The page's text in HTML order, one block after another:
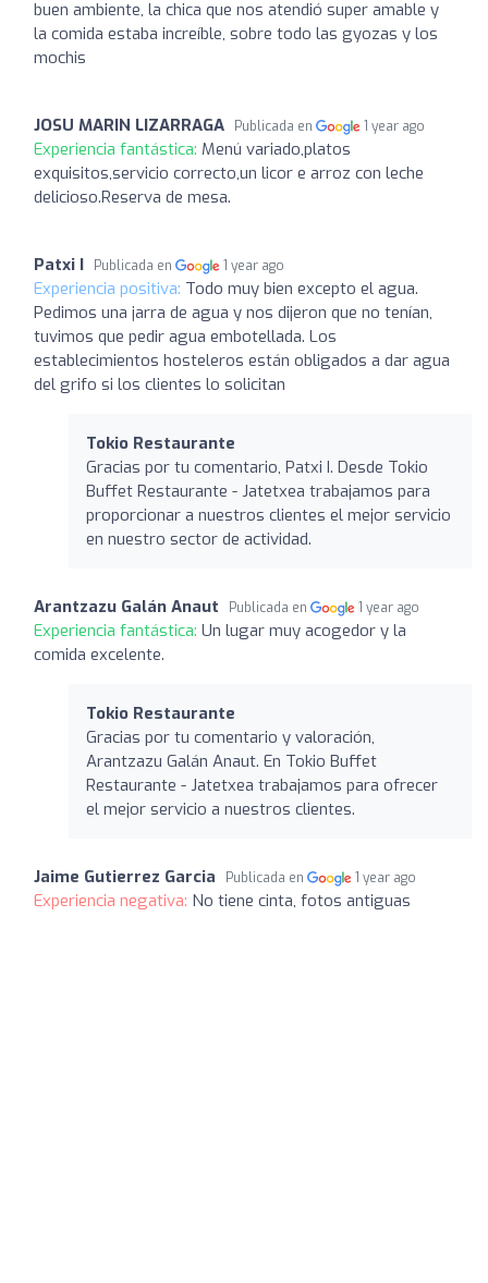
buen ambiente, la chica que nos atendió super amable y
la comida estaba increíble, sobre todo las gyozas y los
mochis
JOSU MARIN LIZARRAGA Publicada en 1 year ago
Experiencia fantástica: Menú variado,platos
exquisitos,servicio correcto,un licor e arroz con leche
delicioso.Reserva de mesa.
Patxi I Publicada en 1 year ago
Experiencia positiva: Todo muy bien excepto el agua.
Pedimos una jarra de agua y nos dijeron que no tenían,
tuvimos que pedir agua embotellada. Los
establecimientos hosteleros están obligados a dar agua
del grifo si los clientes lo solicitan
Tokio Restaurante
Gracias por tu comentario, Patxi I. Desde Tokio
Buffet Restaurante - Jatetxea trabajamos para
proporcionar a nuestros clientes el mejor servicio
en nuestro sector de actividad.
Arantzazu Galán Anaut Publicada en 1 year ago
Experiencia fantástica: Un lugar muy acogedor y la
comida excelente.
Tokio Restaurante
Gracias por tu comentario y valoración,
Arantzazu Galán Anaut. En Tokio Buffet
Restaurante - Jatetxea trabajamos para ofrecer
el mejor servicio a nuestros clientes.
Jaime Gutierrez Garcia Publicada en 1 year ago
Experiencia negativa: No tiene cinta, fotos antiguas